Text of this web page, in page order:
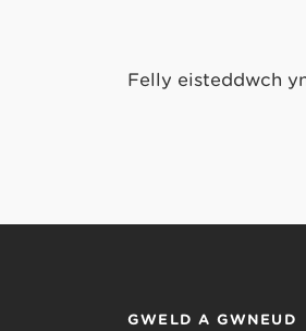
Felly eisteddwch
GWELD A GWNEUD